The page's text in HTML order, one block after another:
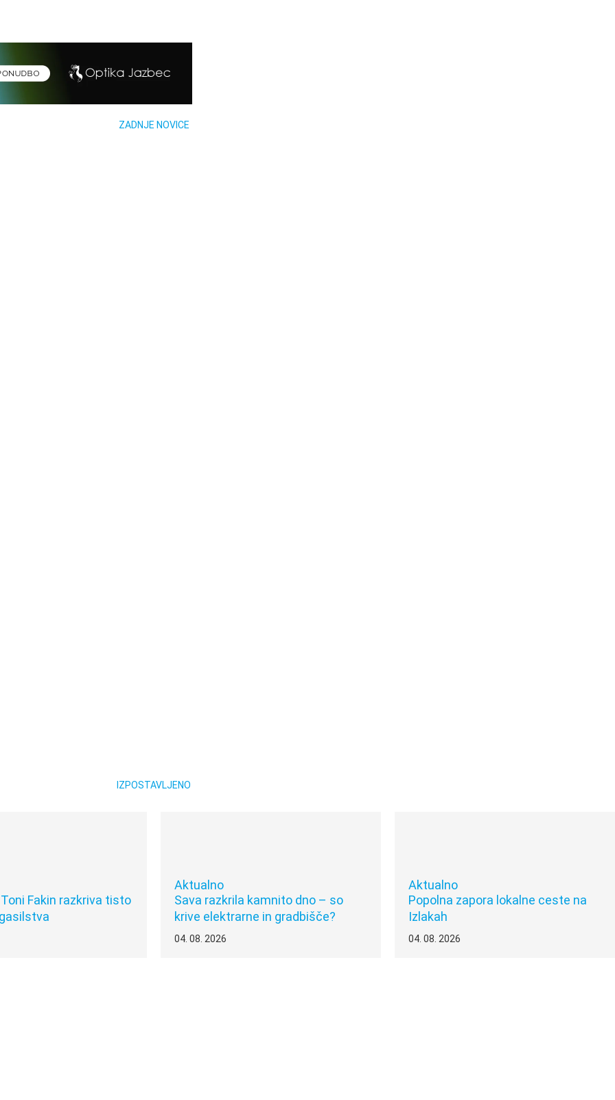
ZADNJE NOVICE
IZPOSTAVLJENO
Toni Fakin razkriva tisto
Aktualno
Sava razkrila kamnito dno – so
krive elektrarne in gradbišče?
04. 08. 2026
Aktualno
Popolna zapora lokalne ceste na
Izlakah
04. 08. 2026